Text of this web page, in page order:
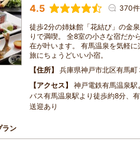
4.5 370件
徒歩2分の姉妹館「花結び」の金
りで満喫。 全8室の小さな宿だか
在が叶います。 有馬温泉を気軽
旅にちょうどいい小宿。
住所
兵庫県神戸市北区有馬町
アクセス
神戸電鉄有馬温泉
バス有馬温泉駅より徒歩約8分、
送迎あり
ラン